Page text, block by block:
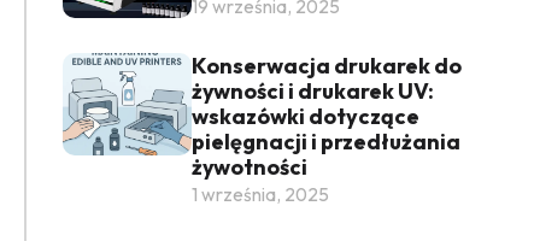
19 września, 2025
Konserwacja drukarek do
żywności i drukarek UV:
wskazówki dotyczące
pielęgnacji i przedłużania
żywotności
1 września, 2025